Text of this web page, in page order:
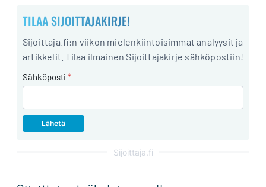
TILAA SIJOITTAJAKIRJE!
Sijoittaja.fi:n viikon mielenkiintoisimmat analyysit ja
artikkelit. Tilaa ilmainen Sijoittajakirje sähköpostiin!
Sähköposti *
Sijoittaja.fi